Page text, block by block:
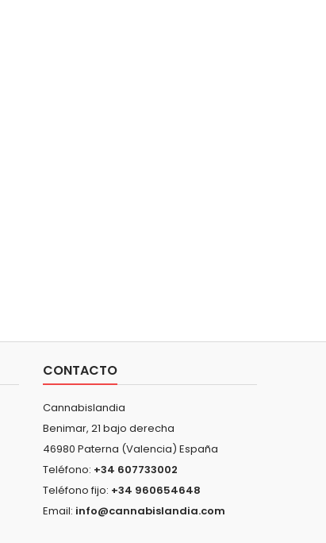
CONTACTO
Cannabislandia
Benimar, 21 bajo derecha
46980 Paterna (Valencia) España
Teléfono: +34 607733002
Teléfono fijo: +34 960654648
Email: info@cannabislandia.com